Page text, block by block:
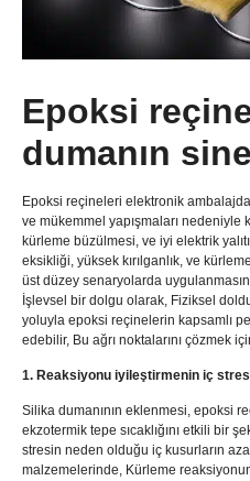
Epoksi
dumanın
Epoksi reçineleri elektronik ambalajda
ve mükemmel yapışmaları
kürleme büzülmesi, ve iyi elektrik
eksikliği, yüksek kırılganlık, ve
üst düzey senaryolarda uygulanmasını
İşlevsel bir dolgu olarak, Fiziksel
yoluyla epoksi reçinelerin kapsamlı
edebilir, Bu ağrı noktalarını çözmek
1. Reaksiyonu iyileştirmenin iç
Silika dumanının eklenmesi, epoksi
ekzotermik tepe sıcaklığını etkili bir
stresin neden olduğu iç kusurların
malzemelerinde, Kürleme